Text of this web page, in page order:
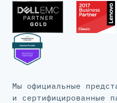
Мы официальные
и сертифицированные